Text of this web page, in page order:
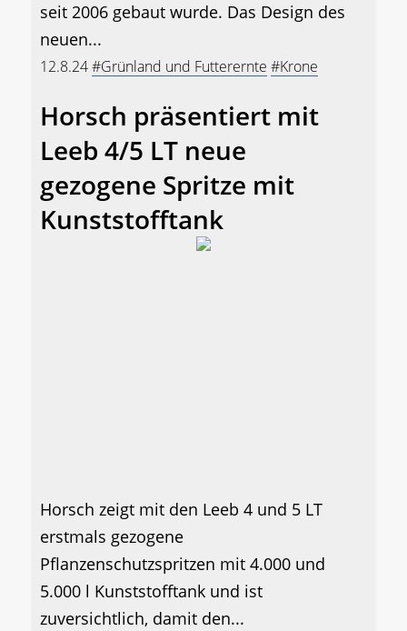
seit 2006 gebaut wurde. Das Design des
neuen...
12.8.24#Grünland und Futterernte #Krone
Horsch präsentiert mit
Leeb 4/5 LT neue
gezogene Spritze mit
Kunststofftank
Horsch zeigt mit den Leeb 4 und 5 LT
erstmals gezogene
Pflanzenschutzspritzen mit 4.000 und
5.000 l Kunststofftank und ist
zuversichtlich, damit den...